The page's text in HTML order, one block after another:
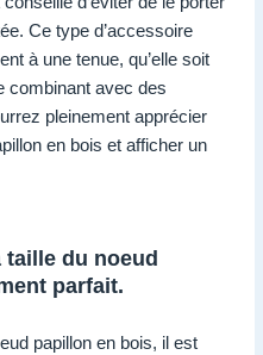
Ce type d’accessoire
à une tenue, qu’elle soit
combinant avec des
pleinement apprécier
en bois et afficher un
taille du noeud
parfait.
papillon en bois, il est